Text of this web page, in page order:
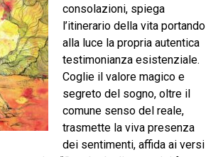
consolazioni, spiega
l’itinerario della vita portando
alla luce la propria autentica
testimonianza esistenziale.
Coglie il valore magico e
segreto del sogno, oltre il
comune senso del reale,
trasmette la viva presenza
dei sentimenti, affida ai versi